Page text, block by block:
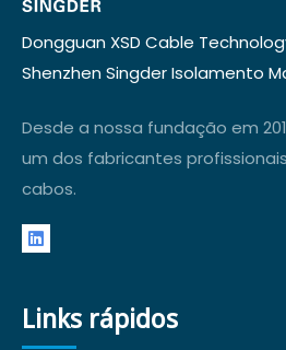
Dongguan XSD Cable
Shenzhen Singder Isolamento
Desde a nossa fundação em
um dos fabricantes
cabos.
Links rápidos